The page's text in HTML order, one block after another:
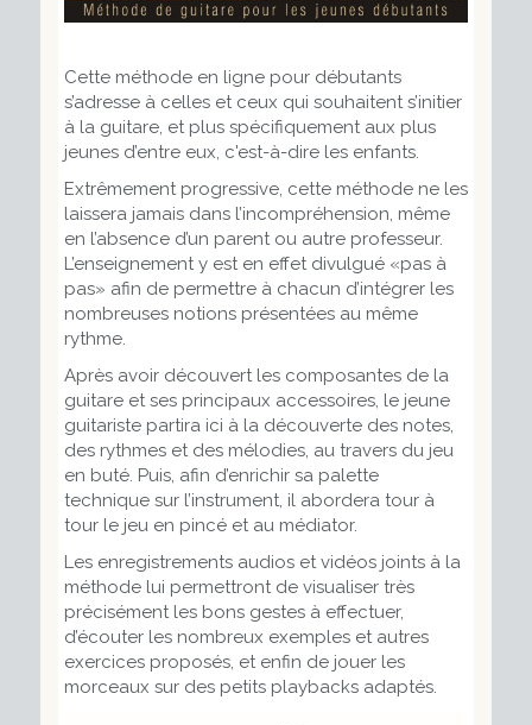
Cette méthode en ligne pour débutants
s’adresse à celles et ceux qui souhaitent s’initier
à la guitare, et plus spécifiquement aux plus
jeunes d’entre eux, c'est-à-dire les enfants.
Extrêmement progressive, cette méthode ne les
laissera jamais dans l’incompréhension, même
en l’absence d’un parent ou autre professeur.
L’enseignement y est en effet divulgué «pas à
pas» afin de permettre à chacun d’intégrer les
nombreuses notions présentées au même
rythme.
Après avoir découvert les composantes de la
guitare et ses principaux accessoires, le jeune
guitariste partira ici à la découverte des notes,
des rythmes et des mélodies, au travers du jeu
en buté. Puis, afin d’enrichir sa palette
technique sur l’instrument, il abordera tour à
tour le jeu en pincé et au médiator.
Les enregistrements audios et vidéos joints à la
méthode lui permettront de visualiser très
précisément les bons gestes à effectuer,
d’écouter les nombreux exemples et autres
exercices proposés, et enfin de jouer les
morceaux sur des petits playbacks adaptés.